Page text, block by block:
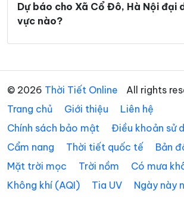
Xã Đa Phúc Xã Đại
Xã Gia Lâm Xã Hạ Bằng
Xã Hát Môn Xã Hòa Lạc
Xã Hòa Phú Xã Hòa Xá
Xã Hoài Đức
Dự báo cho Xã Cổ Đô, Hà Nội đại
vực nào?
© 2026 Thời Tiết Online
All rights
Trang chủ
Giới thiệu
Liên hệ
Chính sách bảo mật
Điều khoản sử
Cẩm nang
Thời tiết quốc tế
Bản
Mặt trời mọc
Trời nồm
Có mưa
Không khí (AQI)
Tia UV Ngày này